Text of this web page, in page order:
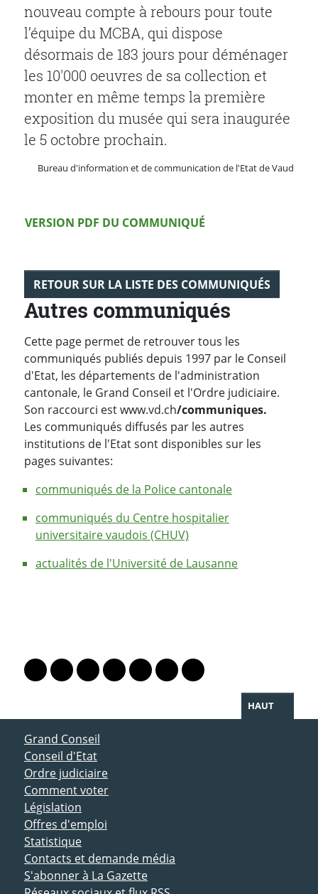
nouveau compte à rebours pour toute
l’équipe du MCBA, qui dispose
désormais de 183 jours pour déménager
les 10'000 oeuvres de sa collection et
monter en même temps la première
exposition du musée qui sera inaugurée
le 5 octobre prochain.
Bureau d'information et de communication de l'Etat de Vaud
Version PDF
VERSION PDF DU COMMUNIQUÉ
RETOUR SUR LA LISTE DES COMMUNIQUÉS
Autres communiqués
Cette page permet de retrouver tous les
communiqués publiés depuis 1997 par le Conseil
d'Etat, les départements de l'administration
cantonale, le Grand Conseil et l'Ordre judiciaire.
Son raccourci est www.vd.ch/communiques.
Les communiqués diffusés par les autres
institutions de l'Etat sont disponibles sur les
pages suivantes:
communiqués de la Police cantonale
communiqués du Centre hospitalier
universitaire vaudois (CHUV)
actualités de l'Université de Lausanne
Lien vers le profil Mastodon
Lien vers le profil Bluesky
Lien vers le profil Instagram
Lien vers le profil Linkedin
Lien vers le profil Facebook
Lien vers le profil Twitter
Partager par WhatsApp
HAUT
ACCÈS DIRECT
Grand Conseil
Conseil d'Etat
Ordre judiciaire
Comment voter
Législation
Offres d'emploi
Statistique
Contacts et demande média
S'abonner à La Gazette